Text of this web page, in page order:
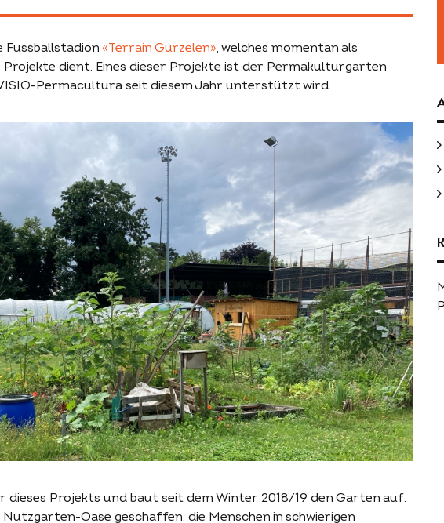
Fussballstadion «Terrain Gurzelen», welches momentan als
dient. Eines dieser Projekte ist der Permakulturgarten
VISIO-Permacultura seit diesem Jahr unterstützt wird.
Projekts und baut seit dem Winter 2018/19 den Garten auf.
Oase geschaffen, die Menschen in schwierigen